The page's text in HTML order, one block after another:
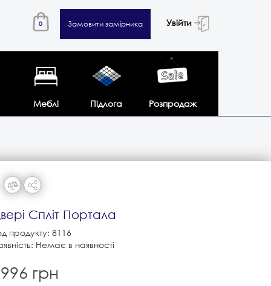
0 Замовити замірника Увійти
Меблі Підлога Розпродаж
Спліт Портала
продукту: 8116
Немає в наявності
грн